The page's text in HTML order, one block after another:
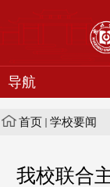
导航
首页 学校要闻
我校联合